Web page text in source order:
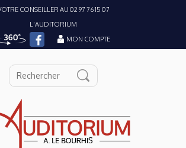
CONSEILLER AU 02 97 76 15 07
L'AUDITORIUM
MON COMPTE